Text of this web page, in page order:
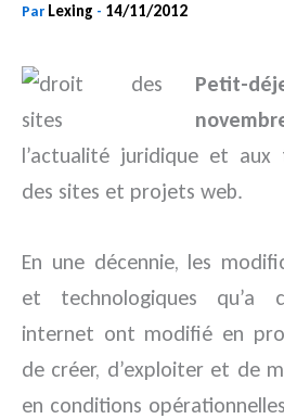
Par Lexing - 14/11/2012
Petit-
l’actualité juridique et
des sites et projets web.
En une décennie, les
et technologiques qu’a
internet ont modifié en
de créer, d’exploiter et de
en conditions